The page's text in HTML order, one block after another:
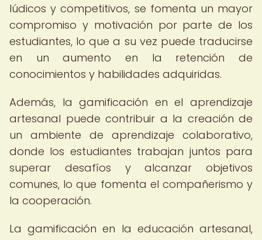
lúdicos y competitivos, se fomenta un mayor
compromiso y motivación por parte de los
estudiantes, lo que a su vez puede traducirse
en un aumento en la retención de
conocimientos y habilidades adquiridas.
Además, la gamificación en el aprendizaje
artesanal puede contribuir a la creación de
un ambiente de aprendizaje colaborativo,
donde los estudiantes trabajan juntos para
superar desafíos y alcanzar objetivos
comunes, lo que fomenta el compañerismo y
la cooperación.
La gamificación en la educación artesanal,